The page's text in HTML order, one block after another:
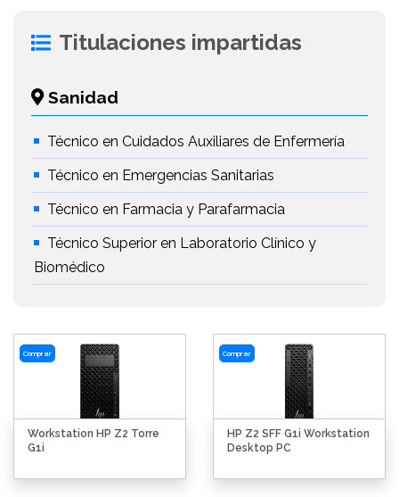
Titulaciones impartidas
Sanidad
Técnico en Cuidados Auxiliares de Enfermería
Técnico en Emergencias Sanitarias
Técnico en Farmacia y Parafarmacia
Técnico Superior en Laboratorio Clínico y
Biomédico
Comprar
Workstation HP Z2 Torre
G1i
Comprar
HP Z2 SFF G1i Workstation
Desktop PC